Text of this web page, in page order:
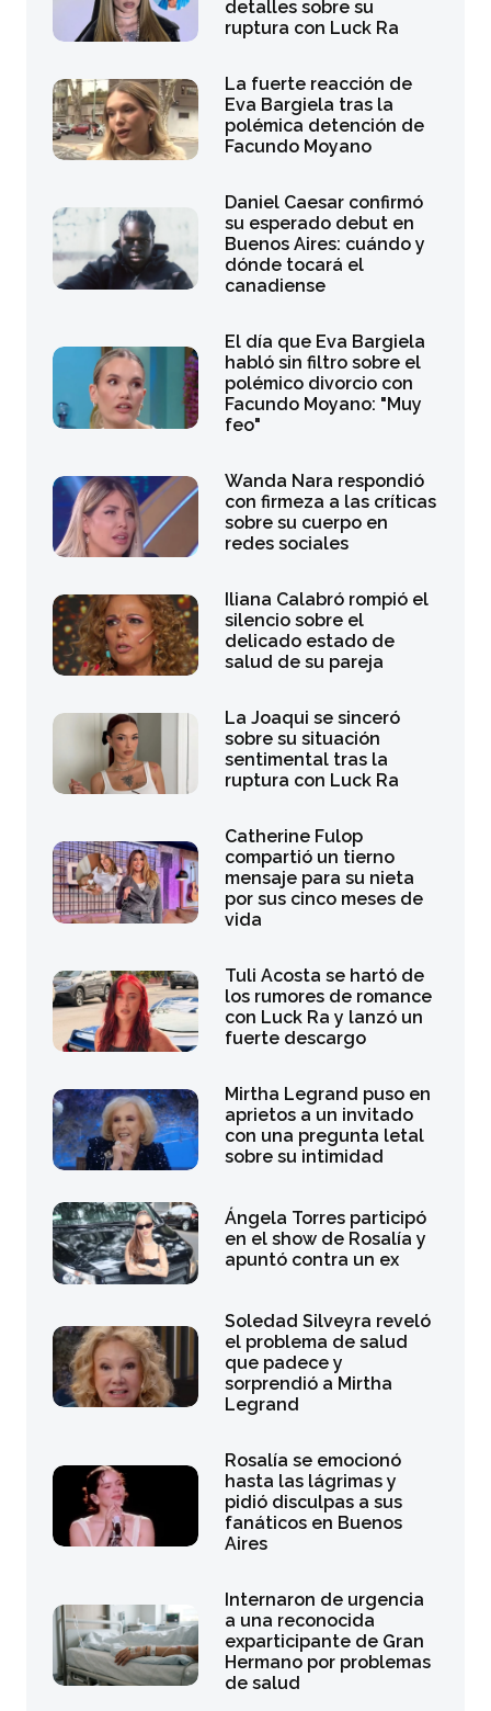
detalles sobre su
ruptura con Luck Ra
La fuerte reacción de
Eva Bargiela tras la
polémica detención de
Facundo Moyano
Daniel Caesar confirmó
su esperado debut en
Buenos Aires: cuándo y
dónde tocará el
canadiense
El día que Eva Bargiela
habló sin filtro sobre el
polémico divorcio con
Facundo Moyano: "Muy
feo"
Wanda Nara respondió
con firmeza a las críticas
sobre su cuerpo en
redes sociales
Iliana Calabró rompió el
silencio sobre el
delicado estado de
salud de su pareja
La Joaqui se sinceró
sobre su situación
sentimental tras la
ruptura con Luck Ra
Catherine Fulop
compartió un tierno
mensaje para su nieta
por sus cinco meses de
vida
Tuli Acosta se hartó de
los rumores de romance
con Luck Ra y lanzó un
fuerte descargo
Mirtha Legrand puso en
aprietos a un invitado
con una pregunta letal
sobre su intimidad
Ángela Torres participó
en el show de Rosalía y
apuntó contra un ex
Soledad Silveyra reveló
el problema de salud
que padece y
sorprendió a Mirtha
Legrand
Rosalía se emocionó
hasta las lágrimas y
pidió disculpas a sus
fanáticos en Buenos
Aires
Internaron de urgencia
a una reconocida
exparticipante de Gran
Hermano por problemas
de salud